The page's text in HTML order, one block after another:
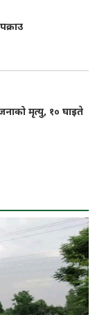
मृत्यु, १० घाइते